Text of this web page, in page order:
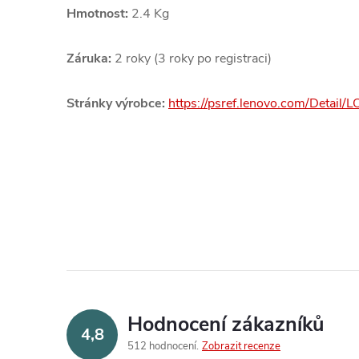
Hmotnost: 2.4 Kg
Záruka: 2 roky (3 roky po registraci)
Stránky výrobce: https://psref.lenovo.com/Detail/
4,8 Hodnocení zákazníků
512 hodnocení Zobrazit recenze